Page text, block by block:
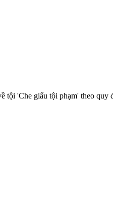
tội 'Che giấu tội phạm' theo quy